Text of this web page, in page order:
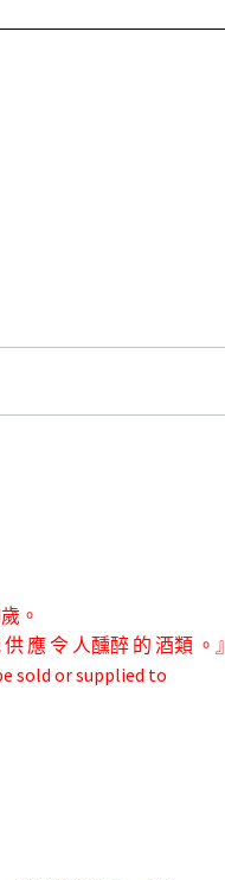
。
應 令 人醺醉 的 酒類 。』
sold or supplied to